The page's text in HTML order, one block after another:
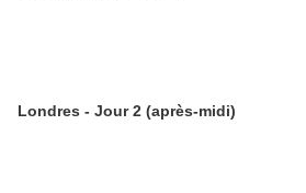
Londres - Jour 2 (après-midi)